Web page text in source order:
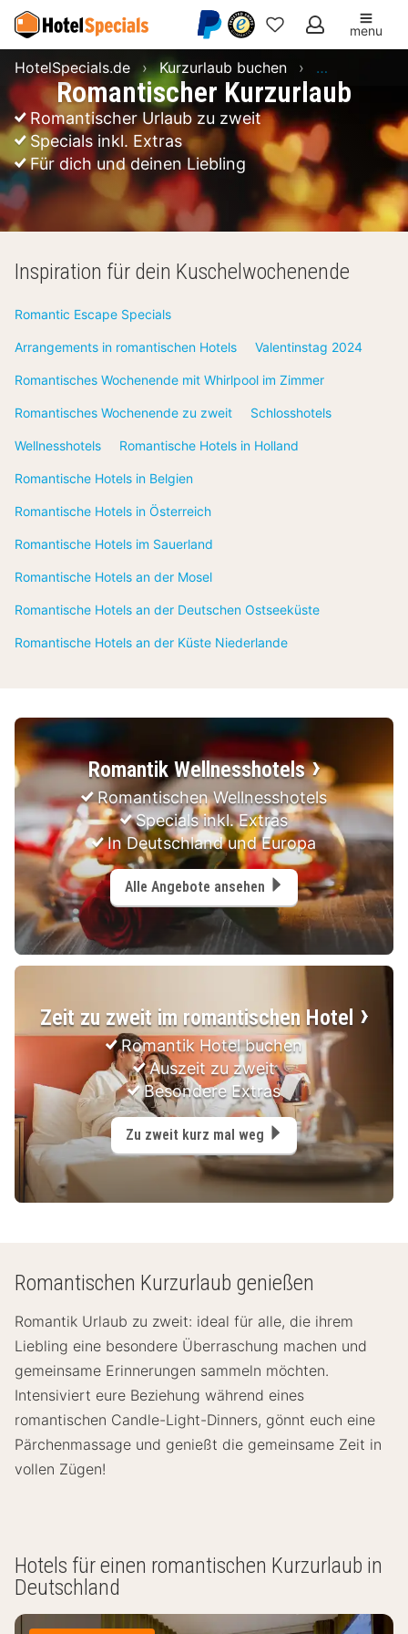
Meine
Favoriten
menu
Romantischer Kurzurlaub
Romantischer Urlaub zu zweit
Specials inkl. Extras
Für dich und deinen Liebling
HotelSpecials.de Kurzurlaub buchen
Inspiration für dein Kuschelwochenende
Romantic Escape Specials
Arrangements in romantischen Hotels Valentinstag 2024
Romantisches Wochenende mit Whirlpool im Zimmer
Romantisches Wochenende zu zweit Schlosshotels
Wellnesshotels Romantische Hotels in Holland
Romantische Hotels in Belgien
Romantische Hotels in Österreich
Romantische Hotels im Sauerland
Romantische Hotels an der Mosel
Romantische Hotels an der Deutschen Ostseeküste
Romantische Hotels an der Küste Niederlande
Romantik Wellnesshotels
Romantischen Wellnesshotels
Specials inkl. Extras
In Deutschland und Europa
Alle Angebote ansehen
Zeit zu zweit im romantischen Hotel
Romantik Hotel buchen
Auszeit zu zweit
Besondere Extras
Zu zweit kurz mal weg
Romantischen Kurzurlaub genießen
Romantik Urlaub zu zweit: ideal für alle, die ihrem
Liebling eine besondere Überraschung machen und
gemeinsame Erinnerungen sammeln möchten.
Intensiviert eure Beziehung während eines
romantischen Candle-Light-Dinners, gönnt euch eine
Pärchenmassage und genießt die gemeinsame Zeit in
vollen Zügen!
Hotels für einen romantischen Kurzurlaub in
Deutschland